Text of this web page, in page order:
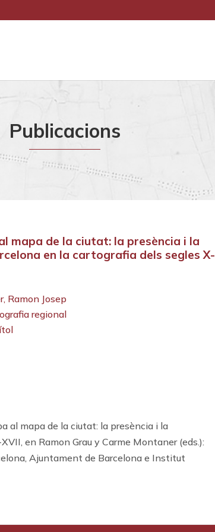
Publicacions
mapa de la ciutat: la presència i la
en la cartografia dels segles X-
Ramon Josep
regional
al mapa de la ciutat: la presència i la
en Ramon Grau y Carme Montaner (eds.):
Ajuntament de Barcelona e Institut